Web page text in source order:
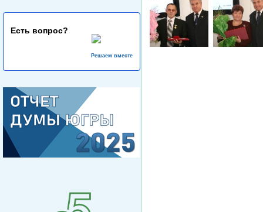
Есть вопрос?
Решаем вместе